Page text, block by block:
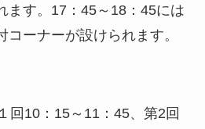
ます。17：45～18：45には
ーナーが設けられます。
回10：15～11：45、第2回